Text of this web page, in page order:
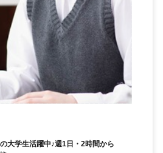
大学生活躍中♪週1日・2時間から